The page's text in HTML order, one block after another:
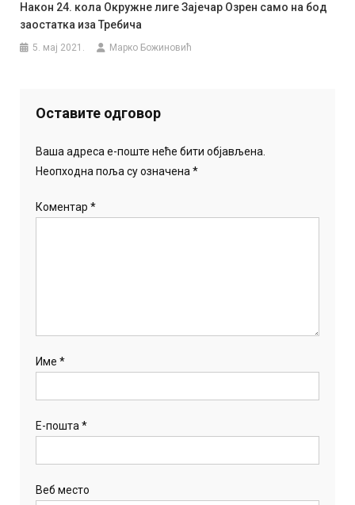
Након 24. кола Окружне лиге Зајечар Озрен само на бод
заостатка иза Требича
5. мај 2021. Марко Божиновић
Оставите одговор
Ваша адреса е-поште неће бити објављена.
Неопходна поља су означена*
Коментар*
Име*
Е-пошта*
Веб место